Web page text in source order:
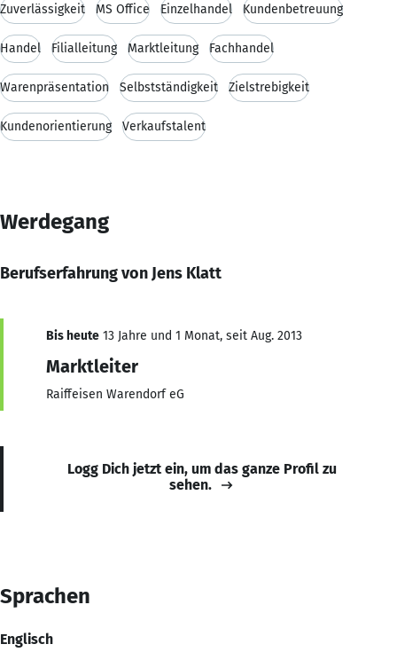
Zuverlässigkeit MS Office Einzelhandel Kundenbetreuung
Handel Filialleitung Marktleitung Fachhandel
Warenpräsentation Selbstständigkeit Zielstrebigkeit
Kundenorientierung Verkaufstalent
Werdegang
Berufserfahrung von Jens Klatt
Bis heute 13 Jahre und 1 Monat, seit Aug. 2013
Marktleiter
Raiffeisen Warendorf eG
Logg Dich jetzt ein, um das ganze Profil zu
sehen.
Sprachen
Englisch